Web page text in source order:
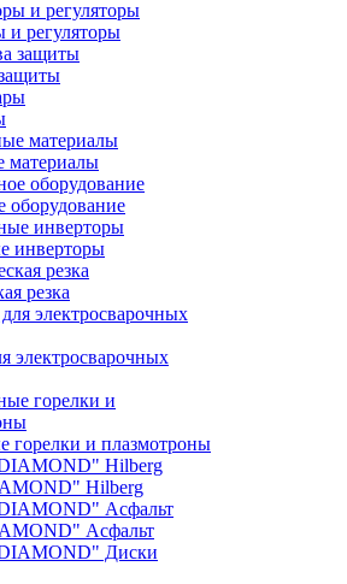
и регуляторы
материалы
оборудование
инверторы
резка
электросварочных
горелки и плазмотроны
Hilberg
Асфальт